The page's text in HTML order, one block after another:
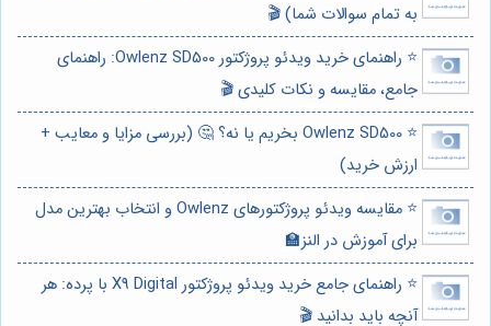
به تمام سوالات شما) 🎬
⭐️ راهنمای خرید ویدئو پروژکتور Owlenz SD500: راهنمای
جامع، مقایسه و نکات کلیدی 🎬
⭐️ Owlenz SD500 بخریم یا نه؟ 🤔 (بررسی مزایا و معایب +
ارزش خرید)
⭐️ مقایسه ویدئو پروژکتورهای Owlenz و انتخاب بهترین مدل
برای آموزش در النز🏫
⭐️ راهنمای جامع خرید ویدئو پروژکتور X9 Digital با پرده: هر
آنچه باید بدانید 🎬